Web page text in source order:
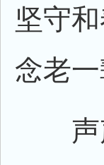
坚守
念老
声声